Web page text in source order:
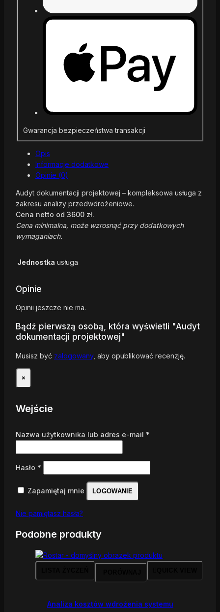
Gwarancja bezpieczeństwa transakcji
Opis
Informacje dodatkowe
Opinie (0)
Audyt dokumentacji projektowej – kompleksowa usługa z
zakresu analizy przedwdrożeniowe.
Cena netto od 3600 zł.
Cena minimalna, może wzrosnąć przy dodatkowych
wymaganiach.
Jednostka usługa
Opinie
Opinii jeszcze nie ma.
Bądź pierwszą osobą, która wyświetli "Audyt
dokumentacji projektowej"
Musisz być zalogowany, aby opublikować recenzję.
×
Wejście
Nazwa użytkownika lub adres e-mail *
Hasło *
Zapamiętaj mnie LOGOWANIE
Nie pamiętasz hasła?
Podobne produkty
Analiza kosztów wdrożenia systemu